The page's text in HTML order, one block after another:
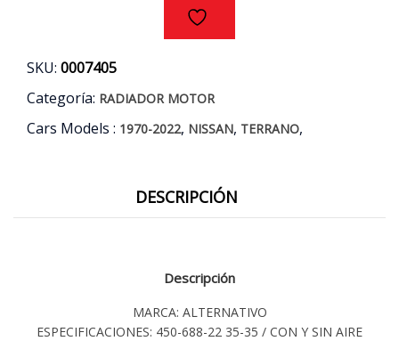
SKU: 0007405
Categoría: RADIADOR MOTOR
Cars Models : 1970-2022, NISSAN, TERRANO,
DESCRIPCIÓN
Descripción
MARCA: ALTERNATIVO
ESPECIFICACIONES: 450-688-22 35-35 / CON Y SIN AIRE